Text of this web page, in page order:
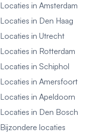
Locaties in Amsterdam
Locaties in Den Haag
Locaties in Utrecht
Locaties in Rotterdam
Locaties in Schiphol
Locaties in Amersfoort
Locaties in Apeldoorn
Locaties in Den Bosch
Bijzondere locaties